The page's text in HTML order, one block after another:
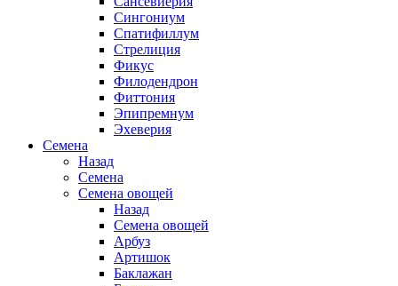
Сингониум
Спатифиллум
Стрелиция
Фикус
Филодендрон
Фиттония
Эпипремнум
Эхеверия
Семена
Назад
Семена
Семена овощей
Назад
Семена овощей
Арбуз
Артишок
Баклажан